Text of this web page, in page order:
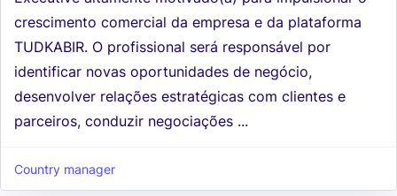
crescimento comercial da empresa e da plataforma
TUDKABIR. O profissional será responsável por
identificar novas oportunidades de negócio,
desenvolver relações estratégicas com clientes e
parceiros, conduzir negociações ...
Country manager